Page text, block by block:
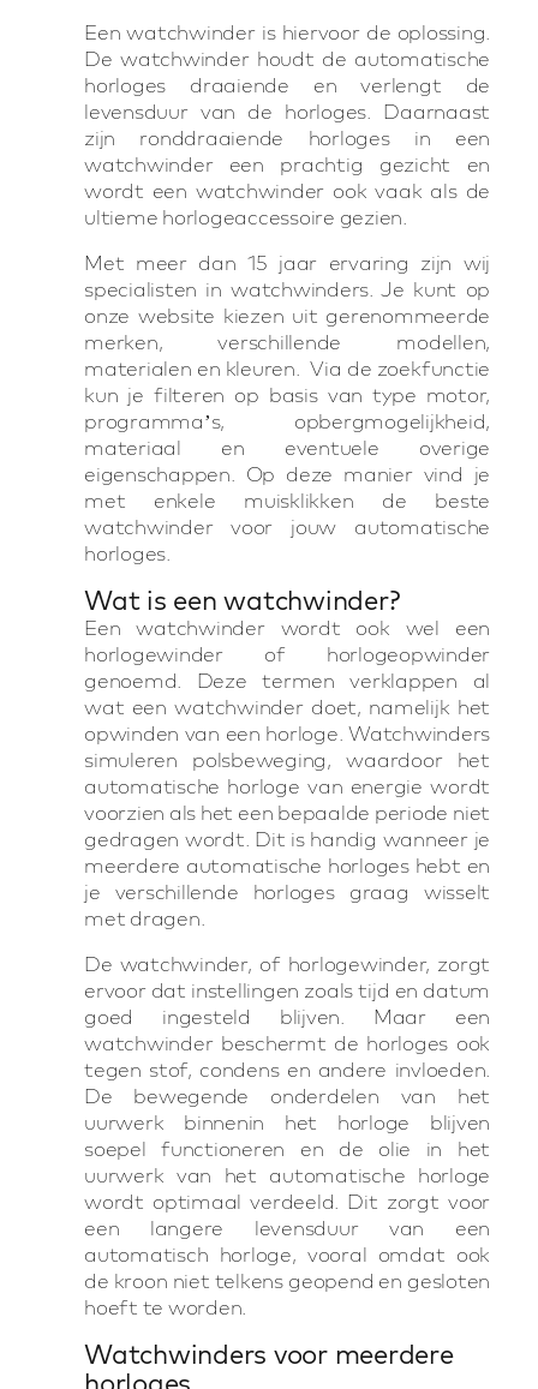
Een watchwinder is hiervoor de oplossing.
De watchwinder houdt de automatische
horloges draaiende en verlengt de
levensduur van de horloges. Daarnaast
zijn ronddraaiende horloges in een
watchwinder een prachtig gezicht en
wordt een watchwinder ook vaak als de
ultieme horlogeaccessoire gezien.
Met meer dan 15 jaar ervaring zijn wij
specialisten in watchwinders. Je kunt op
onze website kiezen uit gerenommeerde
merken, verschillende modellen,
materialen en kleuren. Via de zoekfunctie
kun je filteren op basis van type motor,
programma’s, opbergmogelijkheid,
materiaal en eventuele overige
eigenschappen. Op deze manier vind je
met enkele muisklikken de beste
watchwinder voor jouw automatische
horloges.
Wat is een watchwinder?
Een watchwinder wordt ook wel een
horlogewinder of horlogeopwinder
genoemd. Deze termen verklappen al
wat een watchwinder doet, namelijk het
opwinden van een horloge. Watchwinders
simuleren polsbeweging, waardoor het
automatische horloge van energie wordt
voorzien als het een bepaalde periode niet
gedragen wordt. Dit is handig wanneer je
meerdere automatische horloges hebt en
je verschillende horloges graag wisselt
met dragen.
De watchwinder, of horlogewinder, zorgt
ervoor dat instellingen zoals tijd en datum
goed ingesteld blijven. Maar een
watchwinder beschermt de horloges ook
tegen stof, condens en andere invloeden.
De bewegende onderdelen van het
uurwerk binnenin het horloge blijven
soepel functioneren en de olie in het
uurwerk van het automatische horloge
wordt optimaal verdeeld. Dit zorgt voor
een langere levensduur van een
automatisch horloge, vooral omdat ook
de kroon niet telkens geopend en gesloten
hoeft te worden.
Watchwinders voor meerdere